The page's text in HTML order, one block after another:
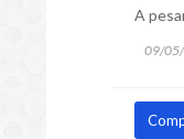
A
09/